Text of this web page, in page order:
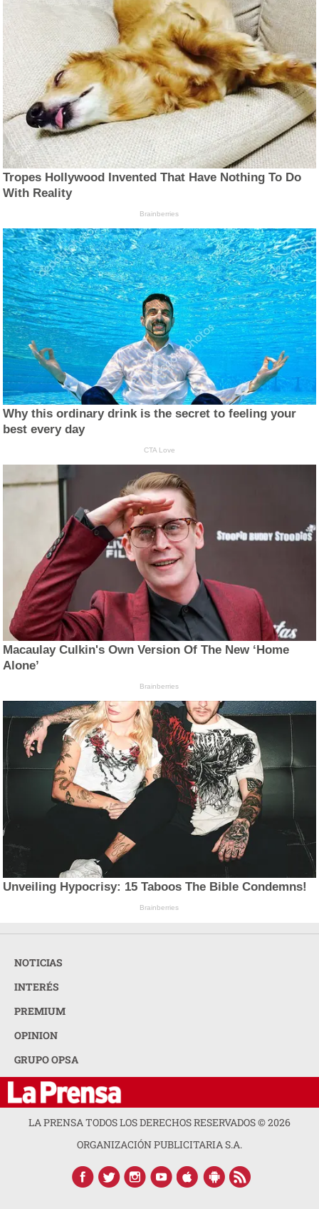
Tropes Hollywood Invented That Have Nothing To Do
With Reality
Brainberries
Why this ordinary drink is the secret to feeling your
best every day
CTA Love
Macaulay Culkin's Own Version Of The New ‘Home
Alone’
Brainberries
Unveiling Hypocrisy: 15 Taboos The Bible Condemns!
Brainberries
NOTICIAS
INTERÉS
PREMIUM
OPINION
GRUPO OPSA
LA PRENSA TODOS LOS DERECHOS RESERVADOS ©2026
ORGANIZACIÓN PUBLICITARIA S.A.